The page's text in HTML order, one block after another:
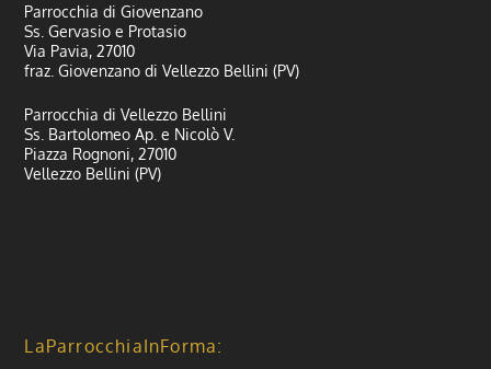
Parrocchia di Giovenzano
Ss. Gervasio e Protasio
Via Pavia, 27010
fraz. Giovenzano di Vellezzo Bellini (PV)
Parrocchia di Vellezzo Bellini
Ss. Bartolomeo Ap. e Nicolò V.
Piazza Rognoni, 27010
Vellezzo Bellini (PV)
LaParrocchiaInForma: